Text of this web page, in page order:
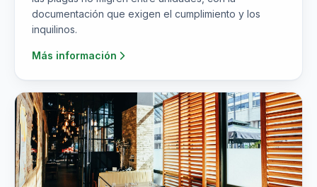
documentación que exigen el cumplimiento y los
inquilinos.
Más información